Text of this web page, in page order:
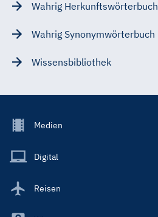
Wahrig Herkunftswörterbuch
Wahrig Synonymwörterbuch
Wissensbibliothek
Footer
Main
Medien
Digital
Reisen